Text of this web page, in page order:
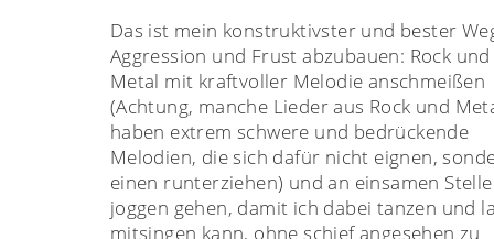
Das ist mein konstruktivster und bester
Aggression und Frust abzubauen: Rock und
Metal mit kraftvoller Melodie anschmeißen
(Achtung, manche Lieder aus Rock und
haben extrem schwere und bedrückende
Melodien, die sich dafür nicht eignen,
einen runterziehen) und an einsamen
joggen gehen, damit ich dabei tanzen und
mitsingen kann, ohne schief angesehen zu